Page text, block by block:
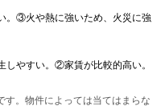
③火や熱に強いため、火災に強
やすい。②家賃が比較的高い。
。物件によっては当てはまらな